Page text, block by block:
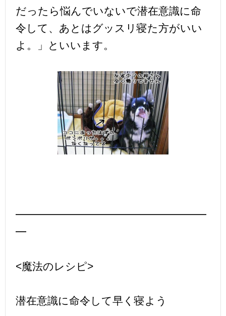
だったら悩んでいないで潜在意識に命
令して、あとはグッスリ寝た方がいい
よ。」といいます。
━━━━━━━━━━━━━━━━━━
━
<魔法のレシピ>
潜在意識に命令して早く寝よう